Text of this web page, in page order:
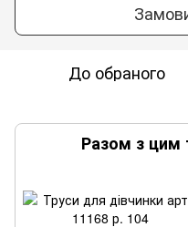
До обраного
Разом з цим